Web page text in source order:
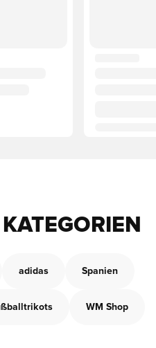
adidas Spanien
WM Shop